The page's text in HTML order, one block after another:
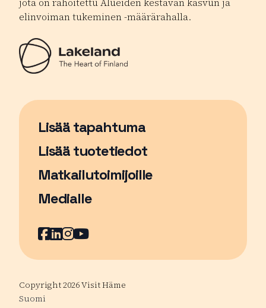
elinvoiman tukeminen -määrärahalla.
Lisää tapahtuma
Sivu avautuu uudessa ikkunassa
Lisää tuotetiedot
Matkailutoimijoille
Medialle
Facebook
Sivu avautuu uudessa ikkunassa
LinkedIn
Sivu avautuu uudessa ikkunassa
Instagram
Sivu avautuu uudessa
YouTube
Sivu avautuu uudessa
Copyright 2026 Visit Häme
Suomi